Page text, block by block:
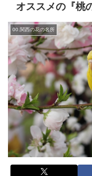
オススメの『桃
00.関西の花の名所